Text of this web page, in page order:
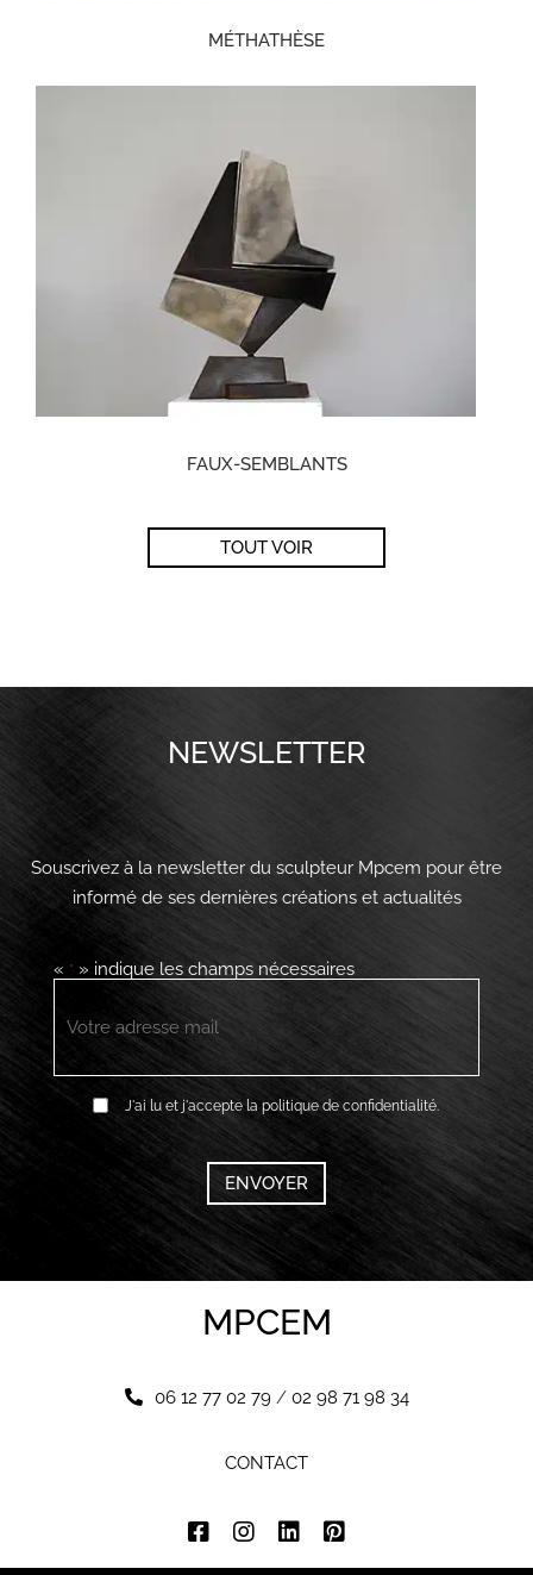
MÉTHATHÈSE
FAUX-SEMBLANTS
TOUT VOIR
NEWSLETTER
Souscrivez à la newsletter du sculpteur Mpcem pour être
informé de ses dernières créations et actualités
« *» indique les champs nécessaires
E-
RGPD J'ai lu et j'accepte la politique de confidentialité.
CAPTCHA
MPCEM
06 12 77 02 79/ 02 98 71 98 34
CONTACT